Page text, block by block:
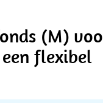
(M)
flexibel